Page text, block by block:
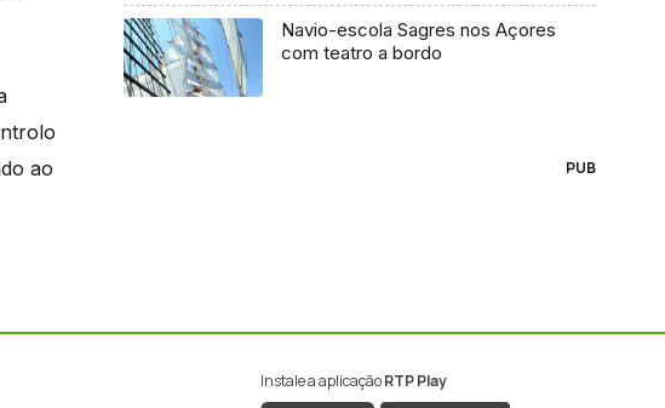
ao
Navio-escola Sagres nos Açores
com teatro a bordo
PUB
Instale a aplicaçãoRTP Play